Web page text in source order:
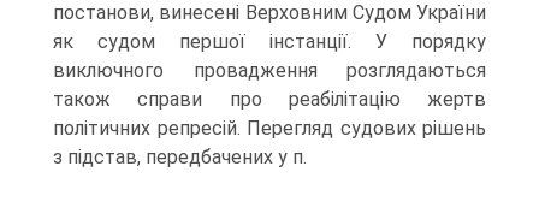
постанови, винесені Верховним Судом України
як судом першої інстанції. У порядку
виключного провадження розглядаються
також справи про реабілітацію жертв
політичних репресій. Перегляд судових рішень
з підстав, передбачених у п.